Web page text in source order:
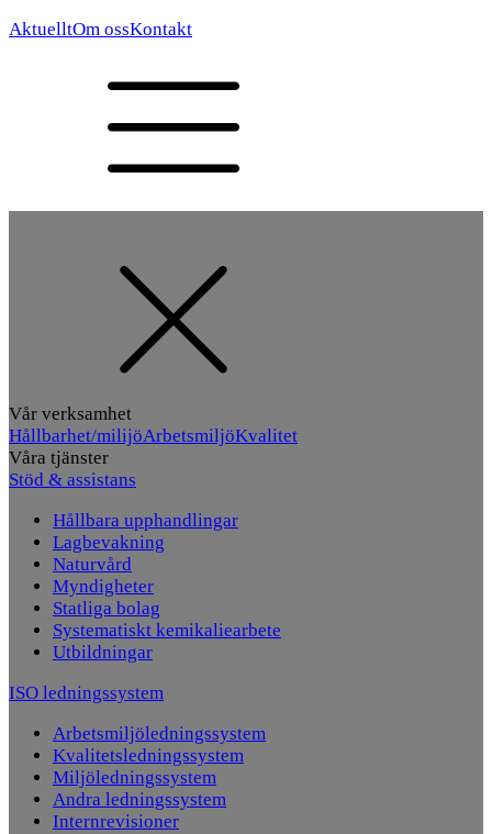
AktuelltOm ossKontakt
Vår verksamhet
Hållbarhet/milijöArbetsmiljöKvalitet
Våra tjänster
Stöd & assistans
Hållbara upphandlingar
Lagbevakning
Naturvård
Myndigheter
Statliga bolag
Systematiskt kemikaliearbete
Utbildningar
ISO ledningssystem
Arbetsmiljöledningssystem
Kvalitetsledningssystem
Miljöledningssystem
Andra ledningssystem
Internrevisioner